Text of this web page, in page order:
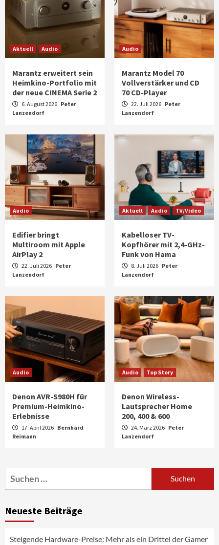
Aktuell Audio
Marantz erweitert sein
Heimkino-Portfolio mit
der neue CINEMA Serie 2
6. August 2026 Peter
Lanzendorf
Audio
Marantz Model 70
Vollverstärker und CD
70 CD-Player
22. Juli 2026 Peter
Lanzendorf
Audio
Edifier bringt
Multiroom mit Apple
AirPlay 2
22. Juli 2026 Peter
Lanzendorf
Aktuell Audio TV/Video
Kabelloser TV-
Kopfhörer mit 2,4-GHz-
Funk von Hama
8. Juli 2026 Peter
Lanzendorf
Audio
Denon AVR-S980H für
Premium-Heimkino-
Erlebnisse
17. April 2026 Bernhard
Reimann
Audio Top Story
Denon Wireless-
Lautsprecher Home
200, 400 & 600
24. März 2026 Peter
Lanzendorf
Suchen
nach:
Neueste Beiträge
Steigende Hardware-Preise: Mehr als ein Drittel der Gamer
4
News aus dem Internet
Fernsehgeräte